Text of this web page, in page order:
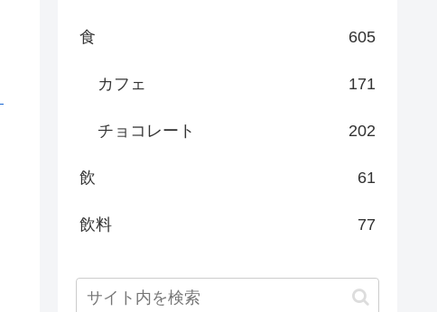
食 605
カフェ 171
チョコレート 202
飲 61
飲料 77